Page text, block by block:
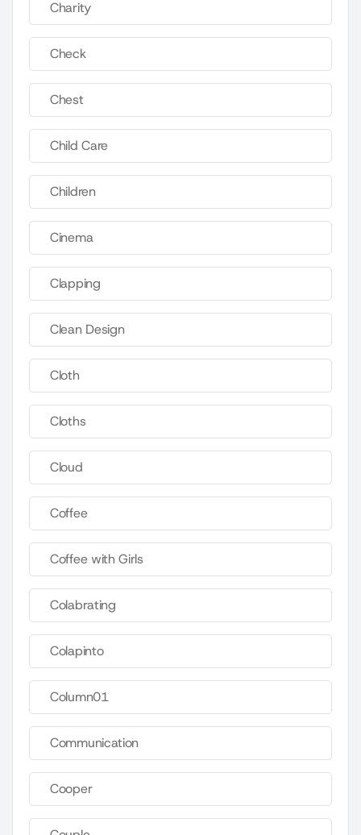
Charity
Check
Chest
Child Care
Children
Cinema
Clapping
Clean Design
Cloth
Cloths
Cloud
Coffee
Coffee with Girls
Colabrating
Colapinto
Column01
Communication
Cooper